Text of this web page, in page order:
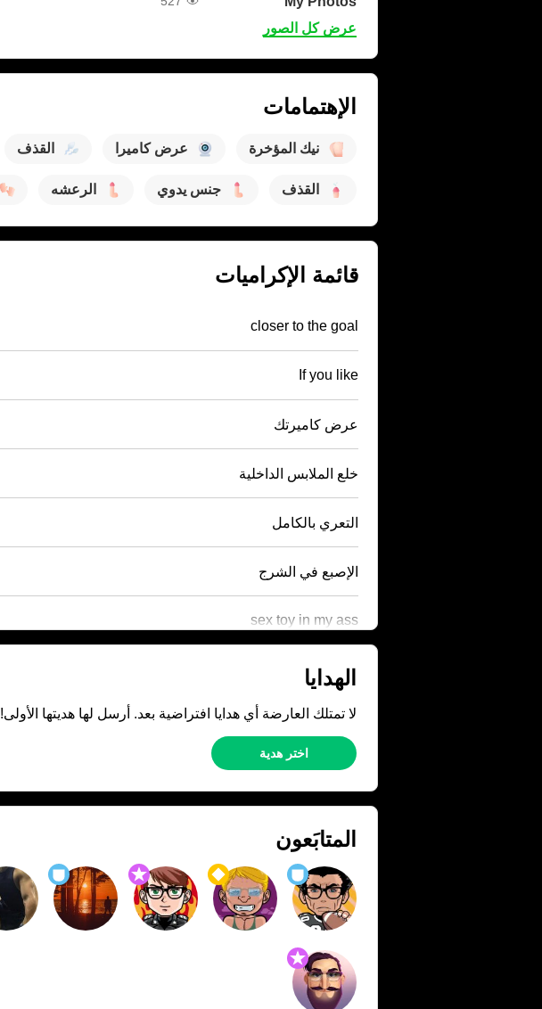
عرض كل الصور
الإهتمامات
نيك المؤخرة عرض كاميرا القذف
القذف جنس يدوي الرعشه
قائمة الإكراميات
closer to the goal
If you like
عرض كاميرتك
خلع الملابس الداخلية
التعري بالكامل
الإصبع في الشرج
sex toy in my ass
الهدايا
لا تمتلك العارضة أي هدايا افتراضية بعد. أرسل لها هديتها الأولى!
اختر هدية
المتابَعون